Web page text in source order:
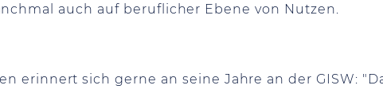
auch auf beruflicher Ebene von Nutzen.
erinnert sich gerne an seine Jahre an der GISW: